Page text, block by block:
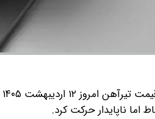
ناپایدار حرکت کرد.